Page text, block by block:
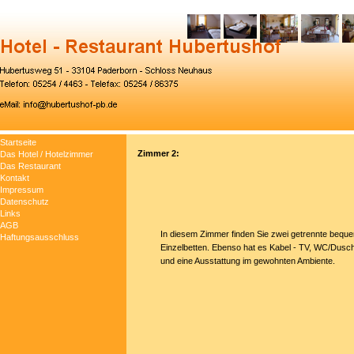
Startseite
Das Hotel / Hotelzimmer
Das Restaurant
Kontakt
Impressum
Datenschutz
Links
AGB
Haftungsausschluss
Zimmer 2:
In diesem Zimmer finden Sie zwei getrennte
Einzelbetten. Ebenso hat es Kabel - TV, WC/
und eine Ausstattung im gewohnten Ambiente.